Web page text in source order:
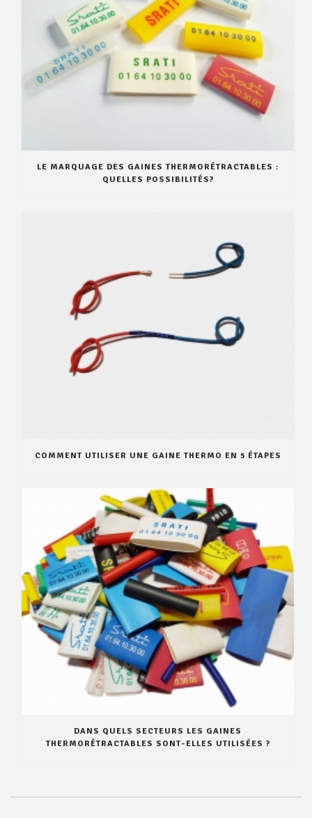
LE MARQUAGE DES GAINES THERMORÉTRACTABLES :
QUELLES POSSIBILITÉS?
COMMENT UTILISER UNE GAINE THERMO EN 5 ÉTAPES
DANS QUELS SECTEURS LES GAINES
THERMORÉTRACTABLES SONT-ELLES UTILISÉES ?